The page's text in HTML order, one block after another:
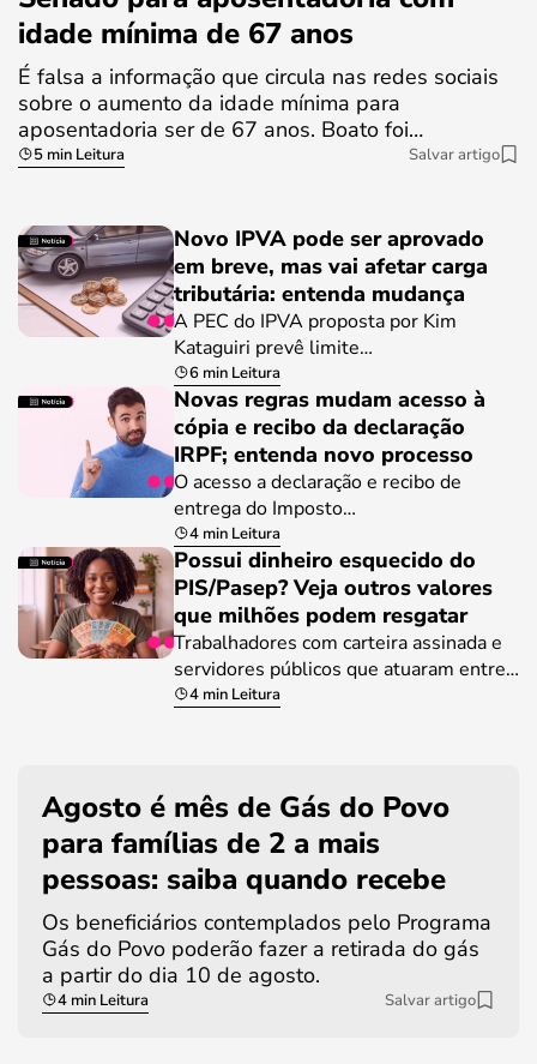
idade mínima de 67 anos
É falsa a informação que circula nas redes sociais
sobre o aumento da idade mínima para
aposentadoria ser de 67 anos. Boato foi…
5 min Leitura Salvar artigo
Novo IPVA pode ser aprovado
em breve, mas vai afetar carga
tributária: entenda mudança
A PEC do IPVA proposta por Kim
Kataguiri prevê limite…
6 min Leitura
Novas regras mudam acesso à
cópia e recibo da declaração
IRPF; entenda novo processo
O acesso a declaração e recibo de
entrega do Imposto…
4 min Leitura
Possui dinheiro esquecido do
PIS/Pasep? Veja outros valores
que milhões podem resgatar
Trabalhadores com carteira assinada e
servidores públicos que atuaram entre…
4 min Leitura
Agosto é mês de Gás do Povo
para famílias de 2 a mais
pessoas: saiba quando recebe
Os beneficiários contemplados pelo Programa
Gás do Povo poderão fazer a retirada do gás
a partir do dia 10 de agosto.
4 min Leitura Salvar artigo